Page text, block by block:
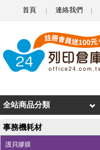
首頁 連絡我們
貝
膠
全站商品分類
事務機耗材
護貝膠膜